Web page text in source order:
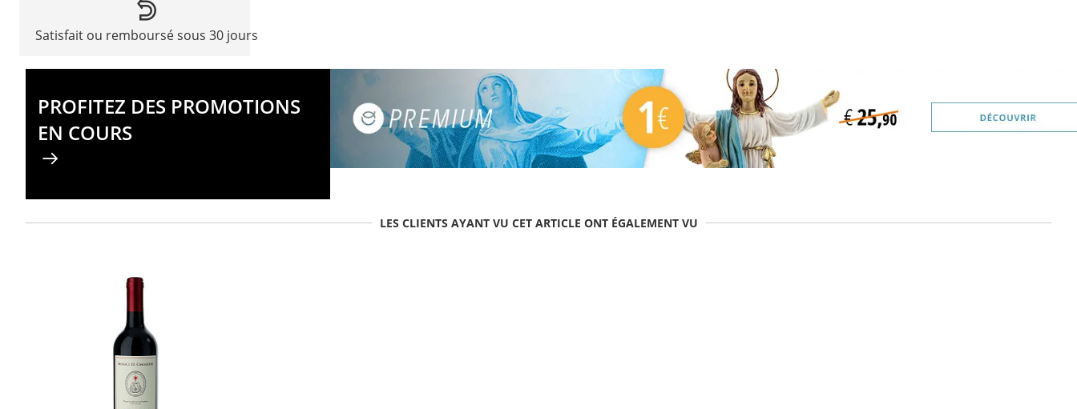
Satisfait ou remboursé sous 30 jours
PROFITEZ DES PROMOTIONS
EN COURS
LES CLIENTS AYANT VU CET ARTICLE ONT ÉGALEMENT VU